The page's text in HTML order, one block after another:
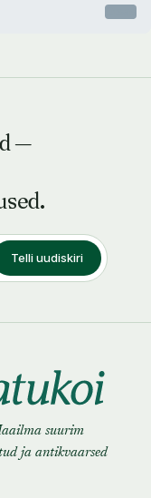
—
Telli uudiskiri
suurim
ja antikvaarsed